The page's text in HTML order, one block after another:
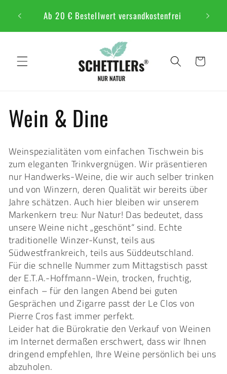
zum
Inhalt
Ab 20 € Bestellwert versandkostenfrei
Warenkorb
K
a
t
e
g
o
r
i
e
:
Wein & Dine
Weinspezialitäten vom einfachen Tischwein bis
zum eleganten Trinkvergnügen. Wir präsentieren
nur Handwerks-Weine, die wir auch selber trinken
und von Winzern, deren Qualität wir bereits über
Jahre schätzen. Auch hier bleiben wir unserem
Markenkern treu: Nur Natur! Das bedeutet, dass
unsere Weine nicht „geschönt“ sind. Echte
traditionelle Winzer-Kunst, teils aus
Südwestfrankreich, teils aus Süddeutschland.
Für die schnelle Nummer zum Mittagstisch passt
der E.T.A.-Hoffmann-Wein, trocken, fruchtig,
einfach – für den langen Abend bei guten
Gesprächen und Zigarre passt der Le Clos von
Pierre Cros fast immer perfekt.
Leider hat die Bürokratie den Verkauf von Weinen
im Internet dermaßen erschwert, dass wir Ihnen
dringend empfehlen, Ihre Weine persönlich bei uns
abzuholen.